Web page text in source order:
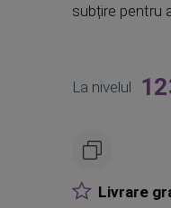
subțire pentru
La nivelul
Livrare